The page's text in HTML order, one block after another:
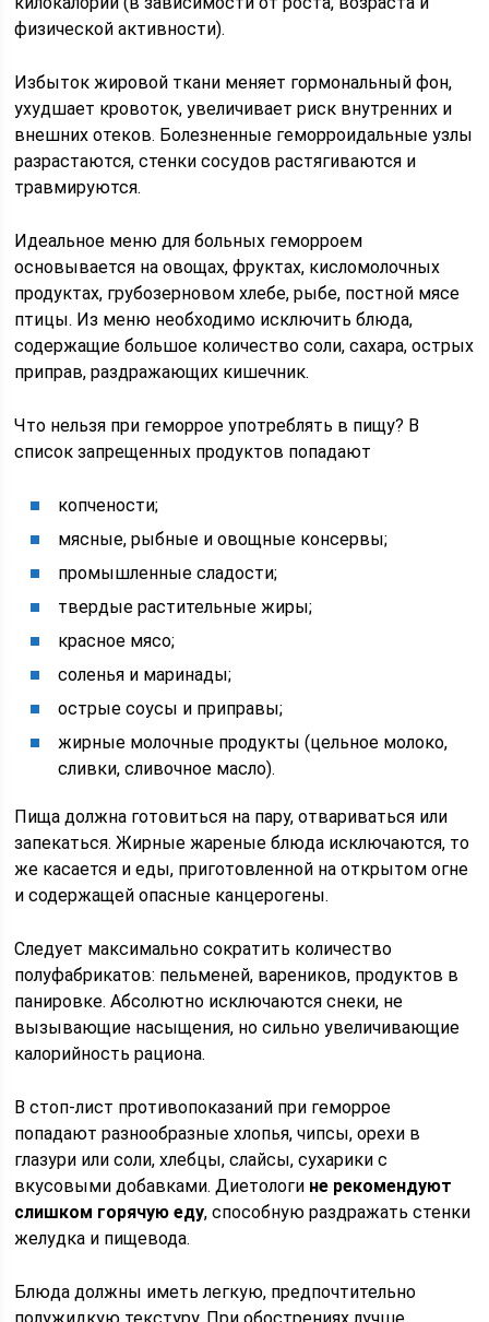
физической активности).
Избыток жировой ткани меняет гормональный фон,
ухудшает кровоток, увеличивает риск внутренних и
внешних отеков. Болезненные геморроидальные узлы
разрастаются, стенки сосудов растягиваются и
травмируются.
Идеальное меню для больных геморроем
основывается на овощах, фруктах, кисломолочных
продуктах, грубозерновом хлебе, рыбе, постной мясе
птицы. Из меню необходимо исключить блюда,
содержащие большое количество соли, сахара, острых
приправ, раздражающих кишечник.
Что нельзя при геморрое употреблять в пищу? В
список запрещенных продуктов попадают
копчености;
мясные, рыбные и овощные консервы;
промышленные сладости;
твердые растительные жиры;
красное мясо;
соленья и маринады;
острые соусы и приправы;
жирные молочные продукты (цельное молоко,
сливки, сливочное масло).
Пища должна готовиться на пару, отвариваться или
запекаться. Жирные жареные блюда исключаются, то
же касается и еды, приготовленной на открытом огне
и содержащей опасные канцерогены.
Следует максимально сократить количество
полуфабрикатов: пельменей, вареников, продуктов в
панировке. Абсолютно исключаются снеки, не
вызывающие насыщения, но сильно увеличивающие
калорийность рациона.
В стоп-лист противопоказаний при геморрое
попадают разнообразные хлопья, чипсы, орехи в
глазури или соли, хлебцы, слайсы, сухарики с
вкусовыми добавками. Диетологи не рекомендуют
слишком горячую еду, способную раздражать стенки
желудка и пищевода.
Блюда должны иметь легкую, предпочтительно